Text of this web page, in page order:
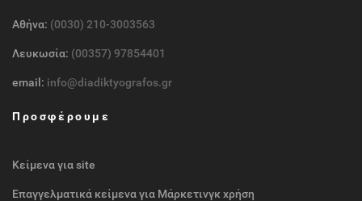
Αθήνα: (0030) 210-3003563
Λευκωσία: (00357) 97854401
email: info@diadiktyografos.gr
Προσφέρουμε
Κείμενα για site
Επαγγελματικά κείμενα για Μάρκετινγκ χρήση